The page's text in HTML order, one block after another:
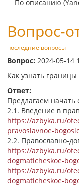
По описанию
Вопрос-
последние вопросы
Вопрос: 2024-05-14
Как узнать
Ответ:
Предлагаем начать
2.1. Введение в
https://azbyka.ru/
pravoslavnoe-
2.2. Православно-
https://azbyka.ru/
dogmaticheskoe-
https://azbyka.ru/
dogmaticheskoe-